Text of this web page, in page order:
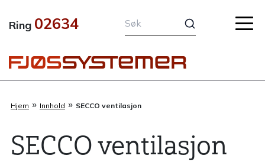
rett
innholdet
Ring 02634
Hjem » Innhold » SECCO ventilasjon
SECCO ventilasjon